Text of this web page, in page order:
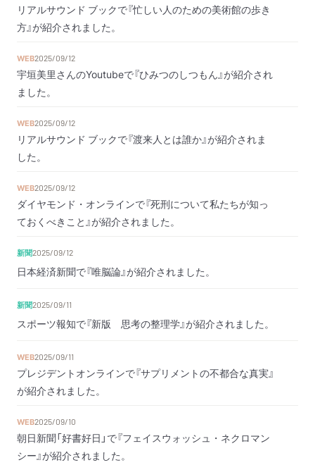
リアルサウンド ブックで『忙しい人のための美術館の歩き
方』が紹介されました。
WEB2025/09/12
宇垣美里さんのYoutubeで『ひみつのしつもん』が紹介され
ました。
WEB2025/09/12
リアルサウンド ブックで『渡来人とは誰か』が紹介されま
した。
WEB2025/09/12
ダイヤモンド・オンラインで『死刑について私たちが知っ
ておくべきこと』が紹介されました。
新聞2025/09/12
日本経済新聞で『唯脳論』が紹介されました。
新聞2025/09/11
スポーツ報知で『新版 思考の整理学』が紹介されました。
WEB2025/09/11
プレジデントオンラインで『サプリメントの不都合な真実』
が紹介されました。
WEB2025/09/10
朝日新聞「好書好日」で『フェイスウォッシュ・ネクロマン
シー』が紹介されました。